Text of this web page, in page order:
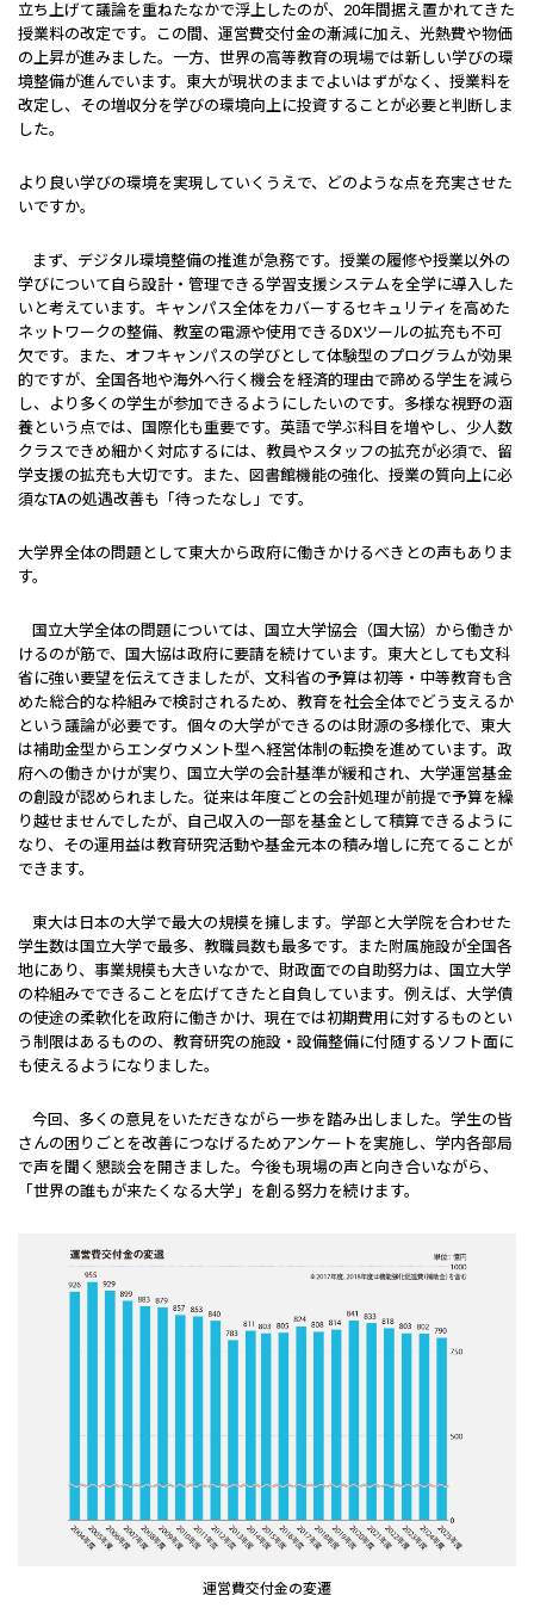
立ち上げて議論を重ねたなかで浮上したのが、20年間据え置かれてきた
授業料の改定です。この間、運営費交付金の漸減に加え、光熱費や物価
の上昇が進みました。一方、世界の高等教育の現場では新しい学びの環
境整備が進んでいます。東大が現状のままでよいはずがなく、授業料を
改定し、その増収分を学びの環境向上に投資することが必要と判断しま
した。
――より良い学びの環境を実現していくうえで、どのような点を充実させた
いですか。
まず、デジタル環境整備の推進が急務です。授業の履修や授業以外の
学びについて自ら設計・管理できる学習支援システムを全学に導入した
いと考えています。キャンパス全体をカバーするセキュリティを高めた
ネットワークの整備、教室の電源や使用できるDXツールの拡充も不可
欠です。また、オフキャンパスの学びとして体験型のプログラムが効果
的ですが、全国各地や海外へ行く機会を経済的理由で諦める学生を減ら
し、より多くの学生が参加できるようにしたいのです。多様な視野の涵
養という点では、国際化も重要です。英語で学ぶ科目を増やし、少人数
クラスできめ細かく対応するには、教員やスタッフの拡充が必須で、留
学支援の拡充も大切です。また、図書館機能の強化、授業の質向上に必
須なTAの処遇改善も「待ったなし」です。
――大学界全体の問題として東大から政府に働きかけるべきとの声もありま
す。
国立大学全体の問題については、国立大学協会（国大協）から働きか
けるのが筋で、国大協は政府に要請を続けています。東大としても文科
省に強い要望を伝えてきましたが、文科省の予算は初等・中等教育も含
めた総合的な枠組みで検討されるため、教育を社会全体でどう支えるか
という議論が必要です。個々の大学ができるのは財源の多様化で、東大
は補助金型からエンダウメント型へ経営体制の転換を進めています。政
府への働きかけが実り、国立大学の会計基準が緩和され、大学運営基金
の創設が認められました。従来は年度ごとの会計処理が前提で予算を繰
り越せませんでしたが、自己収入の一部を基金として積算できるように
なり、その運用益は教育研究活動や基金元本の積み増しに充てることが
できます。
東大は日本の大学で最大の規模を擁します。学部と大学院を合わせた
学生数は国立大学で最多、教職員数も最多です。また附属施設が全国各
地にあり、事業規模も大きいなかで、財政面での自助努力は、国立大学
の枠組みでできることを広げてきたと自負しています。例えば、大学債
の使途の柔軟化を政府に働きかけ、現在では初期費用に対するものとい
う制限はあるものの、教育研究の施設・設備整備に付随するソフト面に
も使えるようになりました。
今回、多くの意見をいただきながら一歩を踏み出しました。学生の皆
さんの困りごとを改善につなげるためアンケートを実施し、学内各部局
で声を聞く懇談会を開きました。今後も現場の声と向き合いながら、
「世界の誰もが来たくなる大学」を創る努力を続けます。
運営費交付金の変遷